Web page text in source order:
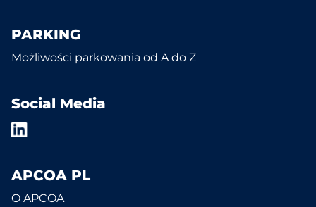
PARKING
Możliwości parkowania od A do Z
Social Media
APCOA PL
O APCOA